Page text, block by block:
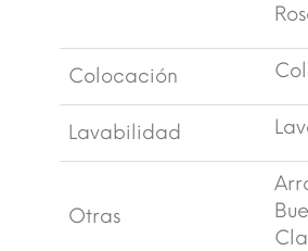
Colocación
Lavabilidad
Otras